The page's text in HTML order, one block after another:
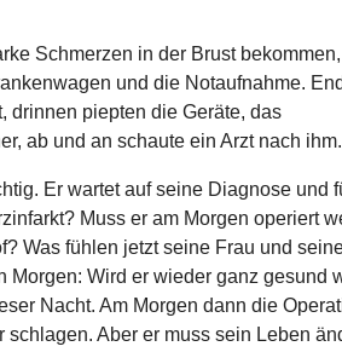
Schmerzen in der Brust
und die Notaufnahme.
drinnen piepten die Geräte, das
ab und an schaute ein Arzt nach ihm.
Er wartet auf seine Diagnose und
Muss er am Morgen operiert
Was fühlen jetzt seine Frau und
Morgen: Wird er wieder ganz gesund
Nacht. Am Morgen dann die
Aber er muss sein Leben